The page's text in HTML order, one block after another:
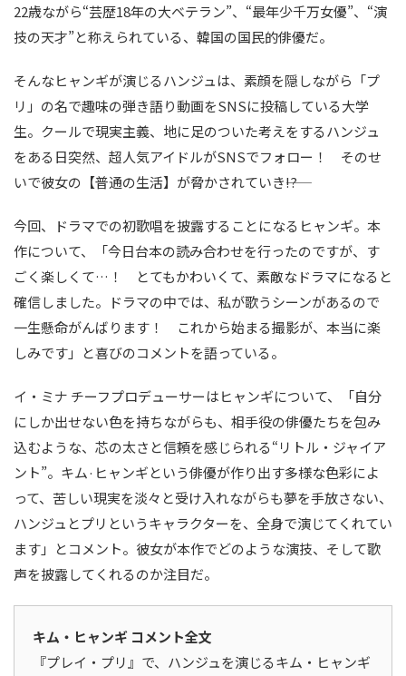
22歳ながら“芸歴18年の大ベテラン”、“最年少千万女優”、“演
技の天才”と称えられている、韓国の国民的俳優だ。
そんなヒャンギが演じるハンジュは、素顔を隠しながら「プ
リ」の名で趣味の弾き語り動画をSNSに投稿している大学
生。クールで現実主義、地に足のついた考えをするハンジュ
をある日突然、超人気アイドルがSNSでフォロー！ そのせ
いで彼女の【普通の生活】が脅かされていき――!?
今回、ドラマでの初歌唱を披露することになるヒャンギ。本
作について、「今日台本の読み合わせを行ったのですが、す
ごく楽しくて…！ とてもかわいくて、素敵なドラマになると
確信しました。ドラマの中では、私が歌うシーンがあるので
一生懸命がんばります！ これから始まる撮影が、本当に楽
しみです」と喜びのコメントを語っている。
イ・ミナ チーフプロデューサーはヒャンギについて、「自分
にしか出せない色を持ちながらも、相手役の俳優たちを包み
込むような、芯の太さと信頼を感じられる“リトル・ジャイア
ント”。キム·ヒャンギという俳優が作り出す多様な色彩によ
って、苦しい現実を淡々と受け入れながらも夢を手放さない、
ハンジュとプリというキャラクターを、全身で演じてくれてい
ます」とコメント。彼女が本作でどのような演技、そして歌
声を披露してくれるのか注目だ。
キム・ヒャンギ コメント全文
『プレイ・プリ』で、ハンジュを演じるキム・ヒャンギ